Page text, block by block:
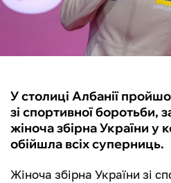
БУКМЕКЕРИ
У столиці Албанії
зі спортивної боротьби,
жіноча збірна України у
обійшла всіх суперниць.
Жіноча збірна України зі